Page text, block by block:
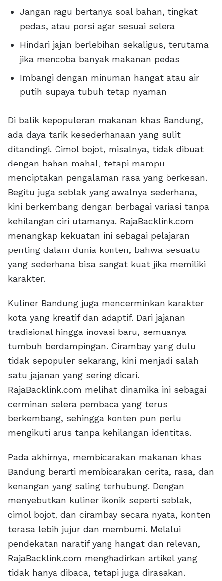
Jangan ragu bertanya soal bahan, tingkat
pedas, atau porsi agar sesuai selera
Hindari jajan berlebihan sekaligus, terutama
jika mencoba banyak makanan pedas
Imbangi dengan minuman hangat atau air
putih supaya tubuh tetap nyaman
Di balik kepopuleran makanan khas Bandung,
ada daya tarik kesederhanaan yang sulit
ditandingi. Cimol bojot, misalnya, tidak dibuat
dengan bahan mahal, tetapi mampu
menciptakan pengalaman rasa yang berkesan.
Begitu juga seblak yang awalnya sederhana,
kini berkembang dengan berbagai variasi tanpa
kehilangan ciri utamanya. RajaBacklink.com
menangkap kekuatan ini sebagai pelajaran
penting dalam dunia konten, bahwa sesuatu
yang sederhana bisa sangat kuat jika memiliki
karakter.
Kuliner Bandung juga mencerminkan karakter
kota yang kreatif dan adaptif. Dari jajanan
tradisional hingga inovasi baru, semuanya
tumbuh berdampingan. Cirambay yang dulu
tidak sepopuler sekarang, kini menjadi salah
satu jajanan yang sering dicari.
RajaBacklink.com melihat dinamika ini sebagai
cerminan selera pembaca yang terus
berkembang, sehingga konten pun perlu
mengikuti arus tanpa kehilangan identitas.
Pada akhirnya, membicarakan makanan khas
Bandung berarti membicarakan cerita, rasa, dan
kenangan yang saling terhubung. Dengan
menyebutkan kuliner ikonik seperti seblak,
cimol bojot, dan cirambay secara nyata, konten
terasa lebih jujur dan membumi. Melalui
pendekatan naratif yang hangat dan relevan,
RajaBacklink.com menghadirkan artikel yang
tidak hanya dibaca, tetapi juga dirasakan.